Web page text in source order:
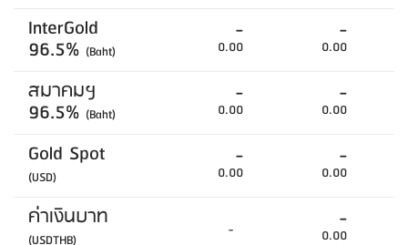
InterGold
96.5% (Baht)
-
0.00
-
0.00
สมาคมฯ
96.5% (Baht)
-
0.00
-
0.00
Gold Spot
(USD)
-
0.00
-
0.00
ค่าเงินบาท - -
0.00